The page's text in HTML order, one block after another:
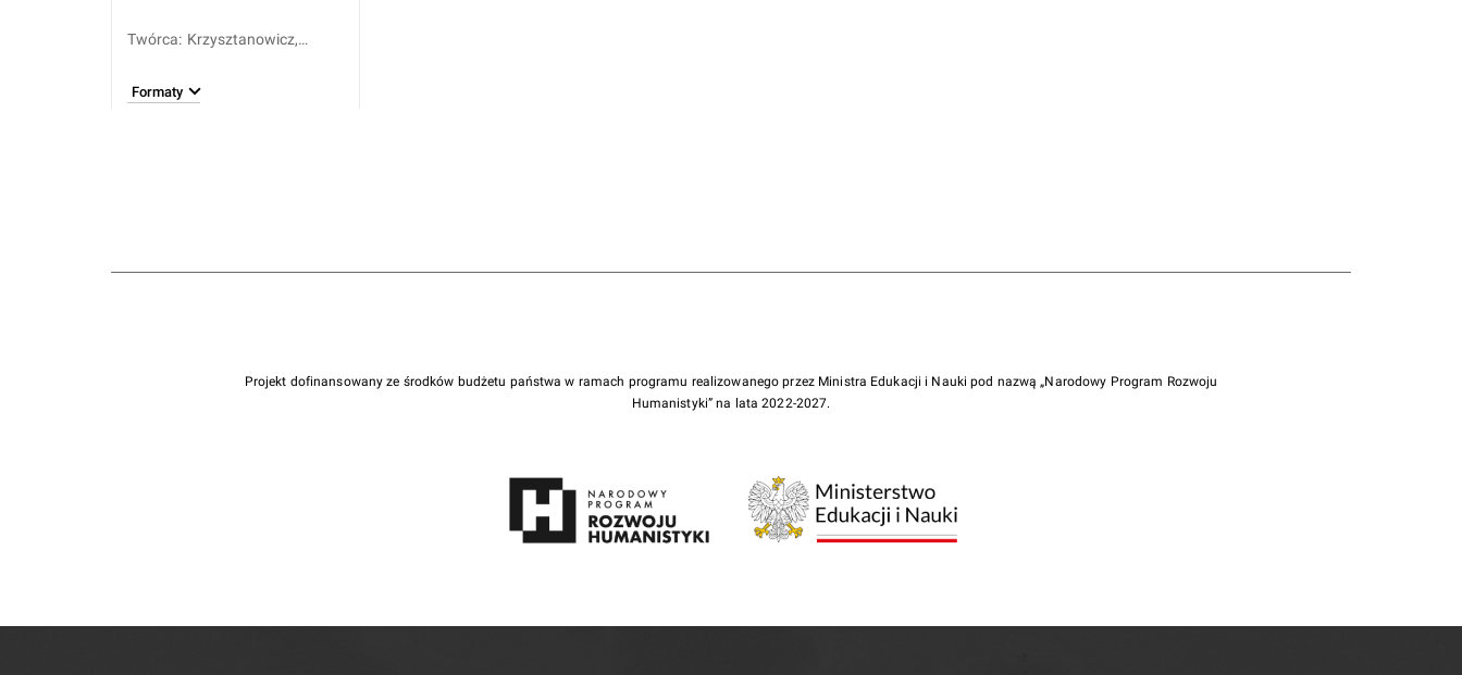
Twórca: Krzysztanowicz,
Formaty
Projekt dofinansowany ze środków budżetu państwa w ramach programu realizowanego przez Ministra Edukacji i Nauki pod nazwą „Narodowy Program Rozwoju
Humanistyki” na lata 2022-2027.